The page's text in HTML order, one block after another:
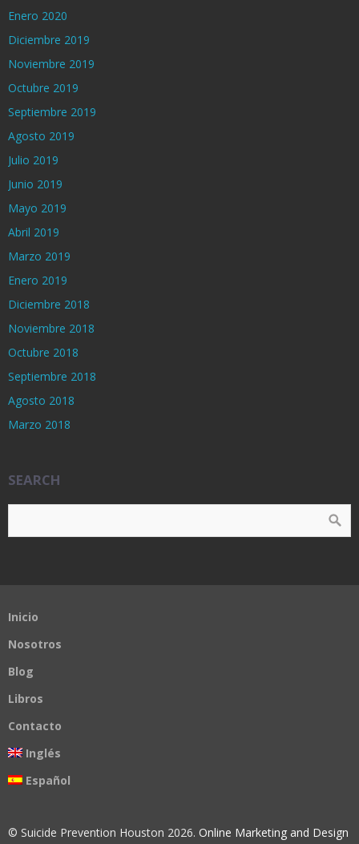
Enero 2020
Diciembre 2019
Noviembre 2019
Octubre 2019
Septiembre 2019
Agosto 2019
Julio 2019
Junio 2019
Mayo 2019
Abril 2019
Marzo 2019
Enero 2019
Diciembre 2018
Noviembre 2018
Octubre 2018
Septiembre 2018
Agosto 2018
Marzo 2018
SEARCH
Inicio
Nosotros
Blog
Libros
Contacto
Inglés
Español
© Suicide Prevention Houston 2026. Online Marketing and Design